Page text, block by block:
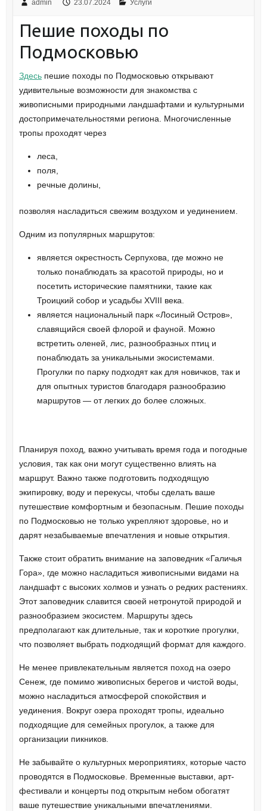
admin 23.07.2024 Услуги
Пешие походы по
Подмосковью
Здесьпешие походы по Подмосковью открывают
удивительные возможности для знакомства с
живописными природными ландшафтами и культурными
достопримечательностями региона. Многочисленные
тропы проходят через
леса,
поля,
речные долины,
позволяя насладиться свежим воздухом и уединением.
Одним из популярных маршрутов:
является окрестность Серпухова, где можно не
только понаблюдать за красотой природы, но и
посетить исторические памятники, такие как
Троицкий собор и усадьбы XVIII века.
является национальный парк «Лосиный Остров»,
славящийся своей флорой и фауной. Можно
встретить оленей, лис, разнообразных птиц и
понаблюдать за уникальными экосистемами.
Прогулки по парку подходят как для новичков, так и
для опытных туристов благодаря разнообразию
маршрутов — от легких до более сложных.
Планируя поход, важно учитывать время года и погодные
условия, так как они могут существенно влиять на
маршрут. Важно также подготовить подходящую
экипировку, воду и перекусы, чтобы сделать ваше
путешествие комфортным и безопасным. Пешие походы
по Подмосковью не только укрепляют здоровье, но и
дарят незабываемые впечатления и новые открытия.
Также стоит обратить внимание на заповедник «Галичья
Гора», где можно насладиться живописными видами на
ландшафт с высоких холмов и узнать о редких растениях.
Этот заповедник славится своей нетронутой природой и
разнообразием экосистем. Маршруты здесь
предполагают как длительные, так и короткие прогулки,
что позволяет выбрать подходящий формат для каждого.
Не менее привлекательным является поход на озеро
Сенеж, где помимо живописных берегов и чистой воды,
можно насладиться атмосферой спокойствия и
уединения. Вокруг озера проходят тропы, идеально
подходящие для семейных прогулок, а также для
организации пикников.
Не забывайте о культурных мероприятиях, которые часто
проводятся в Подмосковье. Временные выставки, арт-
фестивали и концерты под открытым небом обогатят
ваше путешествие уникальными впечатлениями.